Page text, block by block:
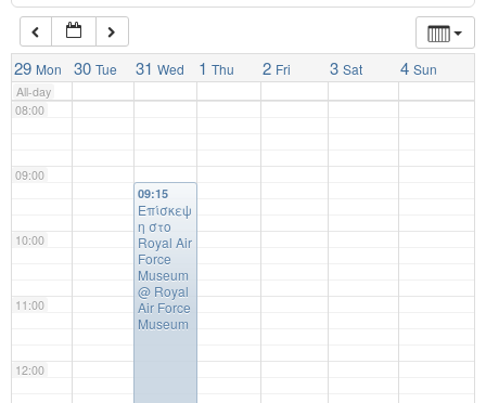
29 Mon 30 Tue 31 Wed 1 Thu 2 Fri 3 Sat 4 Sun
All-day
07:00
08:00
09:00
10:00
11:00
12:00
09:15
Επίσκεψ
η στο
Royal Air
Force
Museum
@ Royal
Air Force
Museum